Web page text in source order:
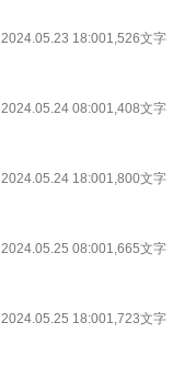
2024.05.23 18:001,526文字
2024.05.24 08:001,408文字
2024.05.24 18:001,800文字
2024.05.25 08:001,665文字
2024.05.25 18:001,723文字